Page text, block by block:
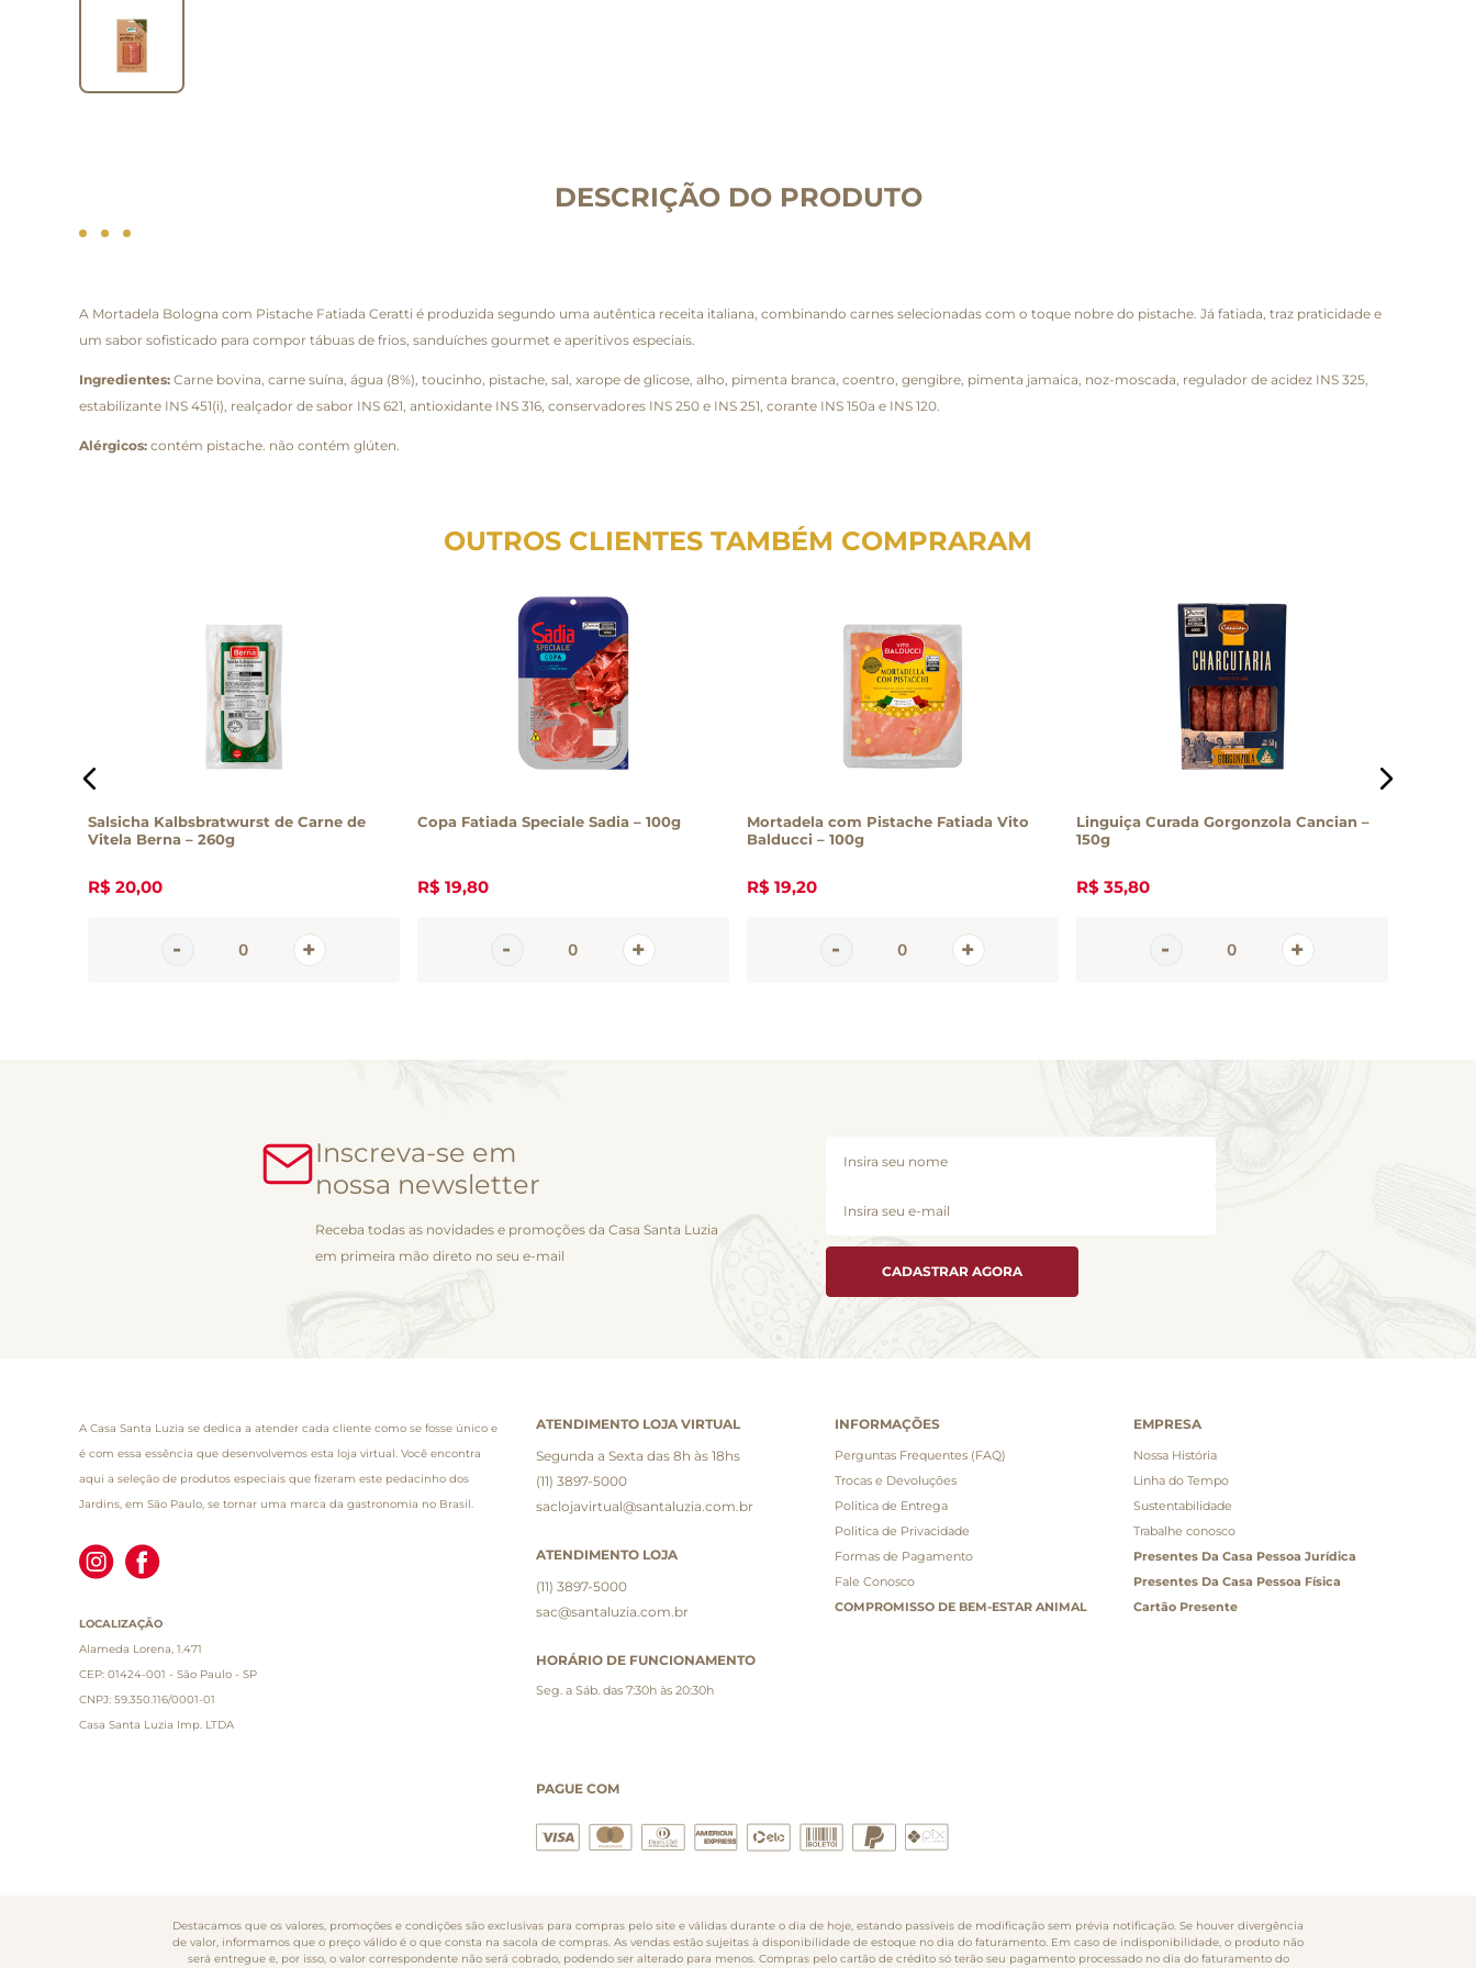
DESCRIÇÃO DO PRODUTO
A Mortadela Bologna com Pistache Fatiada Ceratti é produzida segundo uma autêntica receita italiana, combinando carnes selecionadas com o toque nobre do pistache. Já fatiada, traz praticidade e
um sabor sofisticado para compor tábuas de frios, sanduíches gourmet e aperitivos especiais.
Ingredientes: Carne bovina, carne suína, água (8%), toucinho, pistache, sal, xarope de glicose, alho, pimenta branca, coentro, gengibre, pimenta jamaica, noz-moscada, regulador de acidez INS 325,
estabilizante INS 451(i), realçador de sabor INS 621, antioxidante INS 316, conservadores INS 250 e INS 251, corante INS 150a e INS 120.
Alérgicos: contém pistache. não contém glúten.
OUTROS CLIENTES TAMBÉM COMPRARAM
Salsicha Kalbsbratwurst de Carne de
Vitela Berna – 260g
R$ 20,00
Copa Fatiada Speciale Sadia – 100g
R$ 19,80
Mortadela com Pistache Fatiada Vito
Balducci – 100g
R$ 19,20
Linguiça Curada Gorgonzola Cancian –
150g
R$ 35,80
Inscreva-se em
nossa newsletter
Receba todas as novidades e promoções da Casa Santa Luzia
em primeira mão direto no seu e-mail
CADASTRAR AGORA
A Casa Santa Luzia se dedica a atender cada cliente como se fosse único e
é com essa essência que desenvolvemos esta loja virtual. Você encontra
aqui a seleção de produtos especiais que fizeram este pedacinho dos
Jardins, em São Paulo, se tornar uma marca da gastronomia no Brasil.
LOCALIZAÇÃO
Alameda Lorena, 1.471
CEP: 01424-001 - São Paulo - SP
CNPJ: 59.350.116/0001-01
Casa Santa Luzia Imp. LTDA
ATENDIMENTO LOJA VIRTUAL
Segunda a Sexta das 8h às 18hs
(11) 3897-5000
saclojavirtual@santaluzia.com.br
ATENDIMENTO LOJA
(11) 3897-5000
sac@santaluzia.com.br
HORÁRIO DE FUNCIONAMENTO
Seg. a Sáb. das 7:30h às 20:30h
INFORMAÇÕES
Perguntas Frequentes (FAQ)
Trocas e Devoluções
Politica de Entrega
Politica de Privacidade
Formas de Pagamento
Fale Conosco
COMPROMISSO DE BEM-ESTAR ANIMAL
EMPRESA
Nossa História
Linha do Tempo
Sustentabilidade
Trabalhe conosco
Presentes Da Casa Pessoa Jurídica
Presentes Da Casa Pessoa Física
Cartão Presente
PAGUE COM
Destacamos que os valores, promoções e condições são exclusivas para compras pelo site e válidas durante o dia de hoje, estando passíveis de modificação sem prévia notificação. Se houver divergência
de valor, informamos que o preço válido é o que consta na sacola de compras. As vendas estão sujeitas à disponibilidade de estoque no dia do faturamento. Em caso de indisponibilidade, o produto não
será entregue e, por isso, o valor correspondente não será cobrado, podendo ser alterado para menos. Compras pelo cartão de crédito só terão seu pagamento processado no dia do faturamento do